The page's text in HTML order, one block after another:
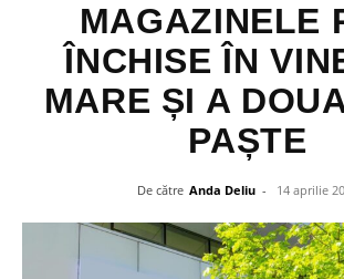
MAGAZINELE
ÎNCHISE ÎN
MARE ȘI A
PAȘTE
De către Anda Deliu - 14 aprilie